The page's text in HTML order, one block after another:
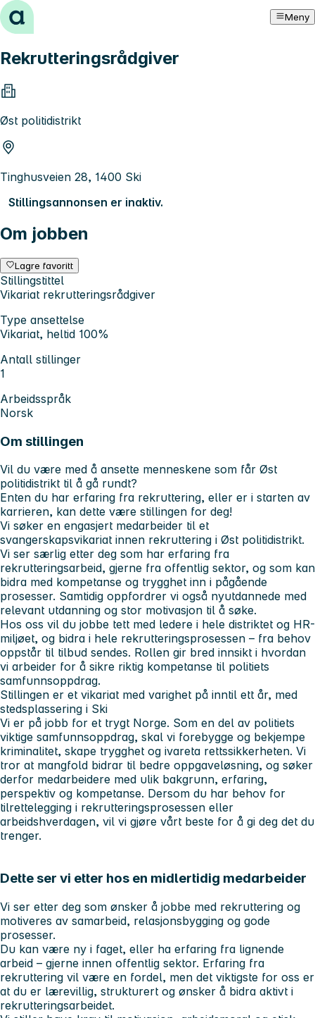
Hopp til innhold Meny
Rekrutteringsrådgiver
Øst politidistrikt
Tinghusveien 28, 1400 Ski
Stillingsannonsen er inaktiv.
Om jobben
Lagre favoritt
Stillingstittel
Vikariat rekrutteringsrådgiver
Type ansettelse
Vikariat, heltid 100%
Antall stillinger
1
Arbeidsspråk
Norsk
Om stillingen
Vil du være med å ansette menneskene som får Øst
politidistrikt til å gå rundt?
Enten du har erfaring fra rekruttering, eller er i starten av
karrieren, kan dette være stillingen for deg!
Vi søker en engasjert medarbeider til et
svangerskapsvikariat innen rekruttering i Øst politidistrikt.
Vi ser særlig etter deg som har erfaring fra
rekrutteringsarbeid, gjerne fra offentlig sektor, og som kan
bidra med kompetanse og trygghet inn i pågående
prosesser. Samtidig oppfordrer vi også nyutdannede med
relevant utdanning og stor motivasjon til å søke.
Hos oss vil du jobbe tett med ledere i hele distriktet og HR-
miljøet, og bidra i hele rekrutteringsprosessen – fra behov
oppstår til tilbud sendes. Rollen gir bred innsikt i hvordan
vi arbeider for å sikre riktig kompetanse til politiets
samfunnsoppdrag.
Stillingen er et vikariat med varighet på inntil ett år, med
stedsplassering i Ski
Vi er på jobb for et trygt Norge. Som en del av politiets
viktige samfunnsoppdrag, skal vi forebygge og bekjempe
kriminalitet, skape trygghet og ivareta rettssikkerheten. Vi
tror at mangfold bidrar til bedre oppgaveløsning, og søker
derfor medarbeidere med ulik bakgrunn, erfaring,
perspektiv og kompetanse. Dersom du har behov for
tilrettelegging i rekrutteringsprosessen eller
arbeidshverdagen, vil vi gjøre vårt beste for å gi deg det du
trenger.
Dette ser vi etter hos en midlertidig medarbeider
Vi ser etter deg som ønsker å jobbe med rekruttering og
motiveres av samarbeid, relasjonsbygging og gode
prosesser.
Du kan være ny i faget, eller ha erfaring fra lignende
arbeid – gjerne innen offentlig sektor. Erfaring fra
rekruttering vil være en fordel, men det viktigste for oss er
at du er lærevillig, strukturert og ønsker å bidra aktivt i
rekrutteringsarbeidet.